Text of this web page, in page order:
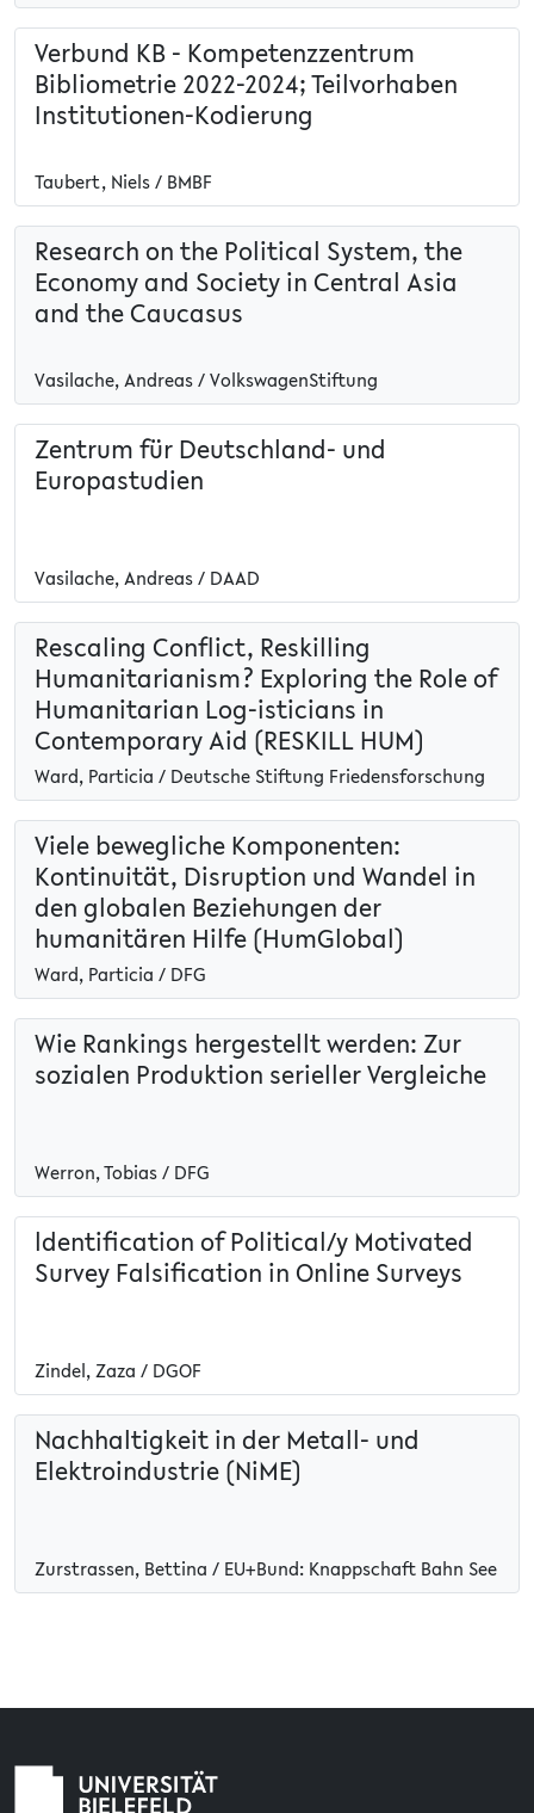
Verbund KB - Kompetenzzentrum
Bibliometrie 2022-2024; Teilvorhaben
Institutionen-Kodierung
Taubert, Niels / BMBF
Research on the Political System, the
Economy and Society in Central Asia
and the Caucasus
Vasilache, Andreas / VolkswagenStiftung
Zentrum für Deutschland- und
Europastudien
Vasilache, Andreas / DAAD
Rescaling Conflict, Reskilling
Humanitarianism? Exploring the Role of
Humanitarian Log-isticians in
Contemporary Aid (RESKILL HUM)
Ward, Particia / Deutsche Stiftung Friedensforschung
Viele bewegliche Komponenten:
Kontinuität, Disruption und Wandel in
den globalen Beziehungen der
humanitären Hilfe (HumGlobal)
Ward, Particia / DFG
Wie Rankings hergestellt werden: Zur
sozialen Produktion serieller Vergleiche
Werron, Tobias / DFG
ldentification of Political/y Motivated
Survey Falsification in Online Surveys
Zindel, Zaza / DGOF
Nachhaltigkeit in der Metall- und
Elektroindustrie (NiME)
Zurstrassen, Bettina / EU+Bund: Knappschaft Bahn See